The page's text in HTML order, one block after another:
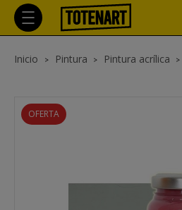
Inicio Pintura Pintura acrílica
OFERTA